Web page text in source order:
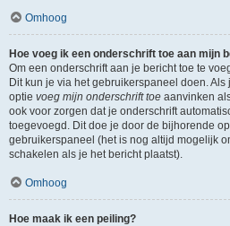
Omhoog
Hoe voeg ik een onderschrift toe aan mijn
Om een onderschrift aan je bericht toe te
Dit kun je via het gebruikerspaneel doen.
optie voeg mijn onderschrift toe aanvinken
ook voor zorgen dat je onderschrift
toegevoegd. Dit doe je door de bijhorende
gebruikerspaneel (het is nog altijd mogelijk
schakelen als je het bericht plaatst).
Omhoog
Hoe maak ik een peiling?